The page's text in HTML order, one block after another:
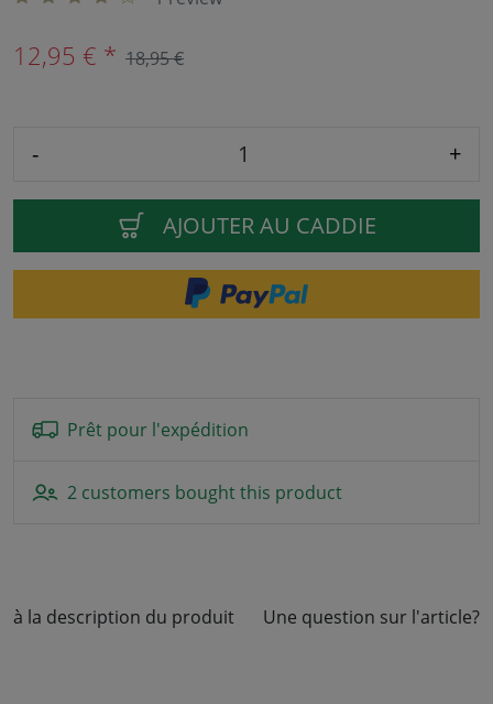
12,95 € * 18,95 €
- +
AJOUTER AU CADDIE
Prêt pour l'expédition
2 customers bought this product
à la description du produit Une question sur l'article?